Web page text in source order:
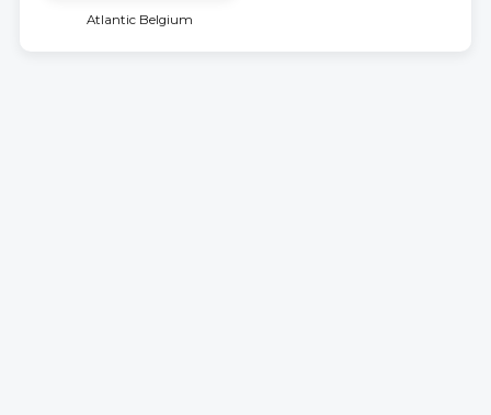
Atlantic Belgium